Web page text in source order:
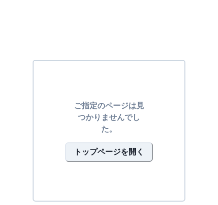
ご指定のページは見
つかりませんでし
た。
トップページを開く